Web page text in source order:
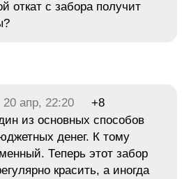
откат с забора получит
20 апр, 22:20
+8
из основных способов
денег. К тому
Теперь этот забор
красить, а иногда